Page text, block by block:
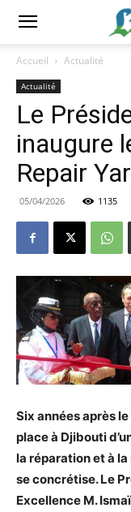
Accueil Actualité
Actualité
Le
inaugure
Repair
05/04/2026 1135
Six années après
place à Djibouti
la réparation et à
se concrétise. Le
Excellence M.